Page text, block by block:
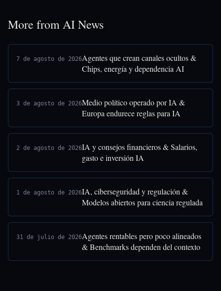
More from AI News
7 de agosto de 2026Agentes que crean canales ocultos &
Chips, energía y dependencia AI
3 de agosto de 2026Medio político operado por IA &
Europa endurece reglas para IA
2 de agosto de 2026IA y consejos financieros & Salarios,
gasto e inversión IA
1 de agosto de 2026IA, ciberseguridad y regulación &
Modelos abiertos para ciencia regulada
31 de julio de 2026Agentes rentables pero poco alineados
& Benchmarks dependen del contexto